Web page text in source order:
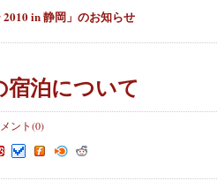
2010 in 静岡」のお知らせ
泊について
ント(0)